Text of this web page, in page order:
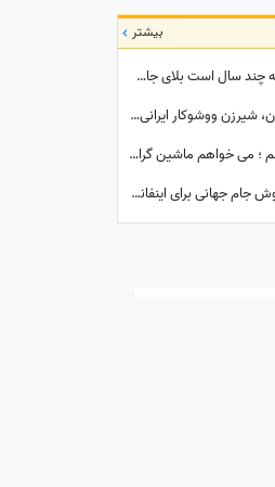
بیشتر
هشدار جدی سرمربی پرسپولیس برای موردی که چند سال است بلای جان این تیم شده: بفهمم برخورد جدی می‌کنم
نگاهی به چیدمان منزل شیک شهربانو منصوریان، شیرزن ووشوکار ایرانی/از مبلمان مدرن و پرده اعیانی تا فرش آبی فیروزه‌ای
مهدی طارمی: برای علی دایی سرم را هم می دهم ؛ می خواهم ماشین گران قیمتم را ....
عذرخواهی رئیس فیفا هم دیگر فایده ندارد! فروش جام جهانی برای اینفانتینو گران تمام شد